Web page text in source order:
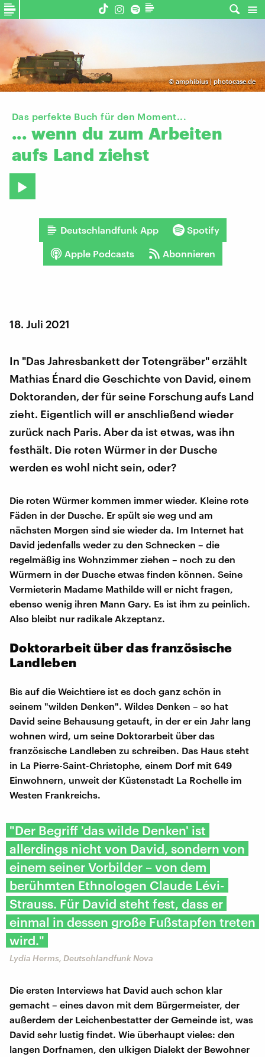
©amphibius | photocase.de
Das perfekte Buch für den Moment...
... wenn du zum Arbeiten
aufs Land ziehst
Deutschlandfunk App Spotify
Apple Podcasts Abonnieren
18. Juli 2021
In "Das Jahresbankett der Totengräber" erzählt
Mathias Énard die Geschichte von David, einem
Doktoranden, der für seine Forschung aufs Land
zieht. Eigentlich will er anschließend wieder
zurück nach Paris. Aber da ist etwas, was ihn
festhält. Die roten Würmer in der Dusche
werden es wohl nicht sein, oder?
Die roten Würmer kommen immer wieder. Kleine rote
Fäden in der Dusche. Er spült sie weg und am
nächsten Morgen sind sie wieder da. Im Internet hat
David jedenfalls weder zu den Schnecken – die
regelmäßig ins Wohnzimmer ziehen – noch zu den
Würmern in der Dusche etwas finden können. Seine
Vermieterin Madame Mathilde will er nicht fragen,
ebenso wenig ihren Mann Gary. Es ist ihm zu peinlich.
Also bleibt nur radikale Akzeptanz.
Doktorarbeit über das französische
Landleben
Bis auf die Weichtiere ist es doch ganz schön in
seinem "wilden Denken". Wildes Denken – so hat
David seine Behausung getauft, in der er ein Jahr lang
wohnen wird, um seine Doktorarbeit über das
französische Landleben zu schreiben. Das Haus steht
in La Pierre-Saint-Christophe, einem Dorf mit 649
Einwohnern, unweit der Küstenstadt La Rochelle im
Westen Frankreichs.
"Der Begriff 'das wilde Denken' ist
allerdings nicht von David, sondern von
einem seiner Vorbilder – von dem
berühmten Ethnologen Claude Lévi-
Strauss. Für David steht fest, dass er
einmal in dessen große Fußstapfen treten
wird."
Lydia Herms, Deutschlandfunk Nova
Die ersten Interviews hat David auch schon klar
gemacht – eines davon mit dem Bürgermeister, der
außerdem der Leichenbestatter der Gemeinde ist, was
David sehr lustig findet. Wie überhaupt vieles: den
langen Dorfnamen, den ulkigen Dialekt der Bewohner